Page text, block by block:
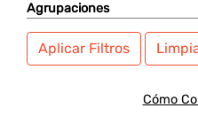
Agrupaciones
Aplicar Filtros
Cómo